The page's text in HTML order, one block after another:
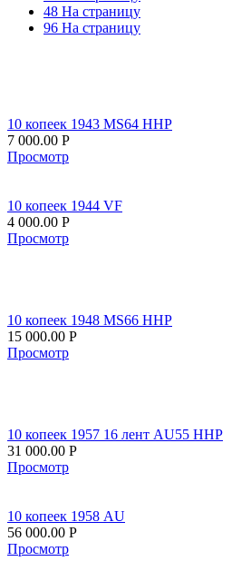
48 На страницу
96 На страницу
10 копеек 1943 MS64 ННР
7 000.00 Р
Просмотр
10 копеек 1944 VF
4 000.00 Р
Просмотр
10 копеек 1948 MS66 ННР
15 000.00 Р
Просмотр
10 копеек 1957 16 лент AU55 ННР
31 000.00 Р
Просмотр
10 копеек 1958 AU
56 000.00 Р
Просмотр